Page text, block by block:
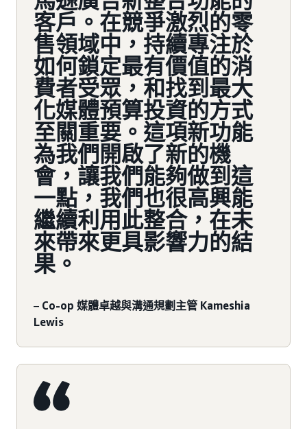
客戶。在競爭激烈的零
售領域中，持續專注於
如何鎖定最有價值的消
費者受眾，和找到最大
化媒體預算投資的方式
至關重要。這項新功能
為我們開啟了新的機
會，讓我們能夠做到這
一點，我們也很高興能
繼續利用此整合，在未
來帶來更具影響力的結
果。
– Co-op 媒體卓越與溝通規劃主管 Kameshia
Lewis